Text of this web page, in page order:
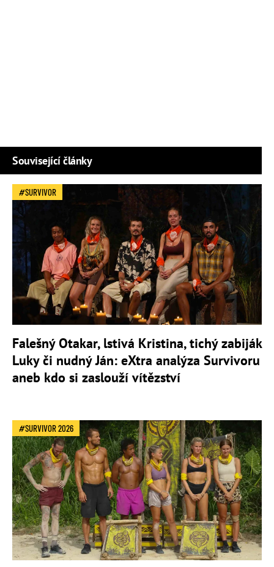
Související články
SURVIVOR
Falešný Otakar, lstivá Kristina, tichý zabiják
Luky či nudný Ján: eXtra analýza Survivoru
aneb kdo si zaslouží vítězství
SURVIVOR 2026